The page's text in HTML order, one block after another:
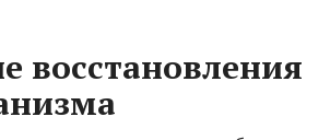
восстановления